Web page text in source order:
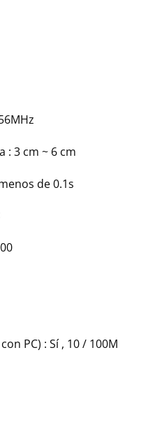
: 3 cm ~ 6 cm
de 0.1s
PC) : Sí , 10 / 100M